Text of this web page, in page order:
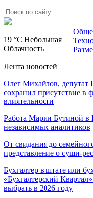
19 °C Небольшая
Облачность
Лента новостей
Олег Михайлов, депутат
сохранил присутствие в
влиятельности
Работа Марии Бутиной в
независимых аналитиков
От свидания до
представление о суши-
Бухгалтер в штате или
«Бухгалтерский
выбрать в 2026 году